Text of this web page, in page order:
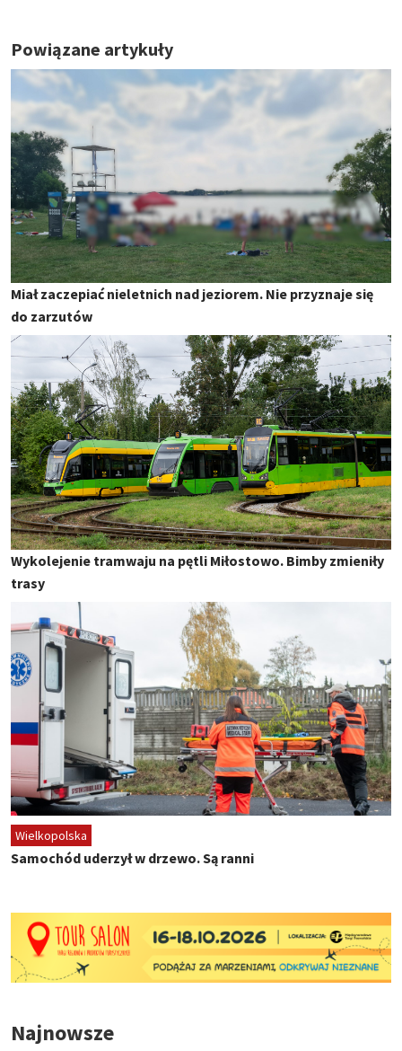
Powiązane artykuły
Miał zaczepiać nieletnich nad jeziorem. Nie przyznaje się
do zarzutów
Wykolejenie tramwaju na pętli Miłostowo. Bimby zmieniły
trasy
Wielkopolska
Samochód uderzył w drzewo. Są ranni
Najnowsze